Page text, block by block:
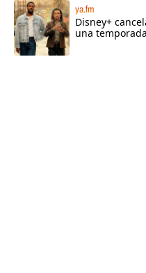
ya.fm
Disney+
una temporada